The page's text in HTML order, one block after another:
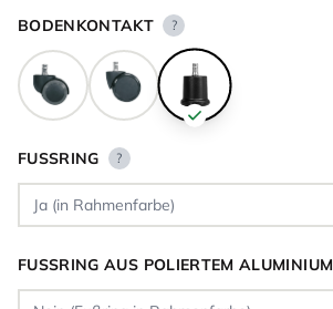
BODENKONTAKT ?
FUSSRING ?
FUSSRING AUS POLIERTEM ALUMINIUM